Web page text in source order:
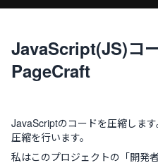
JavaScript(JS)コ
PageCraft
JavaScriptのコードを圧縮しま
圧縮を行います。
私はこのプロジェクトの「開発